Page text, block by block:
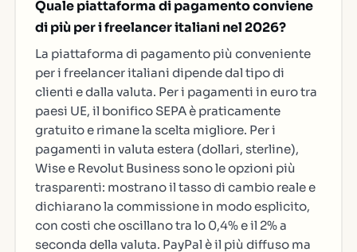
Quale piattaforma di pagamento conviene
di più per i freelancer italiani nel 2026?
La piattaforma di pagamento più conveniente
per i freelancer italiani dipende dal tipo di
clienti e dalla valuta. Per i pagamenti in euro tra
paesi UE, il bonifico SEPA è praticamente
gratuito e rimane la scelta migliore. Per i
pagamenti in valuta estera (dollari, sterline),
Wise e Revolut Business sono le opzioni più
trasparenti: mostrano il tasso di cambio reale e
dichiarano la commissione in modo esplicito,
con costi che oscillano tra lo 0,4% e il 2% a
seconda della valuta. PayPal è il più diffuso ma